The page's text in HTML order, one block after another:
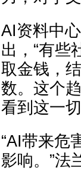
AI资料中
出，“有些
取金钱，
数。这个
看到这一
“AI带来危
影响。”法